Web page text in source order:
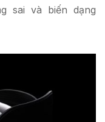
sai và biến dạng